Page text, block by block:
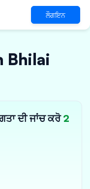
ਲੌਗਇਨ
Bhilai
ਦੀ ਜਾਂਚ ਕਰੋ2